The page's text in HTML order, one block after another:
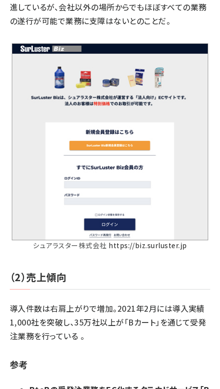
進しているが、会社以外の場所からでもほぼすべての業務
の遂行が可能で業務に支障はないとのことだ。
シュアラスター株式会社 https://biz.surluster.jp
（2）売上傾向
導入件数は右肩上がりで増加。2021年2月には導入実績
1,000社を突破し、35万社以上が「Bカート」を通じて受発
注業務を行っている 。
参考